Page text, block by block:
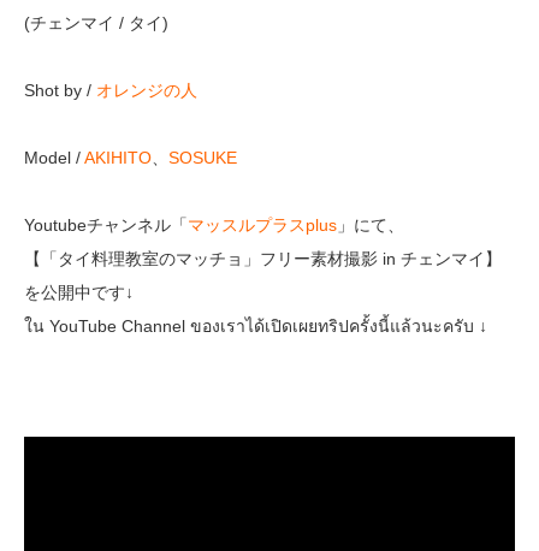
(チェンマイ / タイ)
Shot by / オレンジの人
Model /AKIHITO SOSUKE
Youtubeチャンネル「マッスルプラスplus 」にて、
【「タイ料理教室のマッチョ」フリー素材撮影 in チェンマイ】
を公開中です↓
ใน YouTube Channel ของเราได้เปิดเผยทริปครั้งนี้แล้วนะครับ ↓